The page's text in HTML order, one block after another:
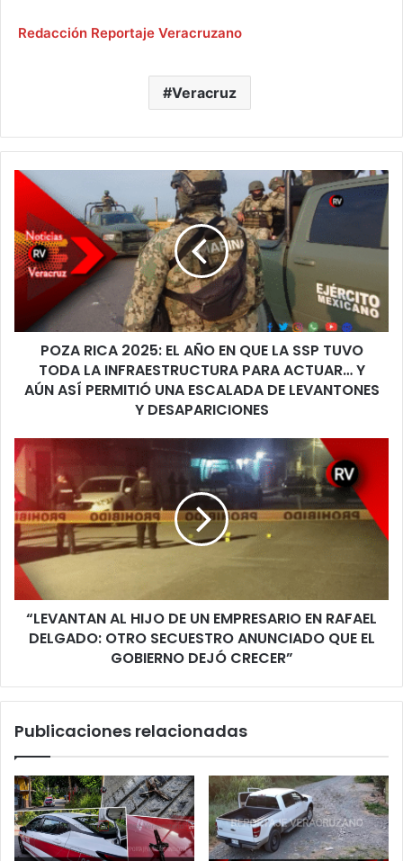
Redacción Reportaje Veracruzano
Veracruz
POZA
2025:
EL
AÑO
EN
SSP
TUVO
TODA
LA
ACTUAR…
Y
AÚN
ASÍ
PERMITIÓ
UNA
ESCALADA
DE
LEVANTONES
DESAPARICIONES
POZA RICA 2025: EL AÑO EN QUE LA SSP TUVO
TODA LA INFRAESTRUCTURA PARA ACTUAR… Y
AÚN ASÍ PERMITIÓ UNA ESCALADA DE LEVANTONES
Y DESAPARICIONES
“LEVANTAN
AL
HIJO
DE
UN
EMPRESARIO
EN
RAFAEL
DELGADO:
OTRO
SECUESTRO
EL
DEJÓ
“LEVANTAN AL HIJO DE UN EMPRESARIO EN RAFAEL
DELGADO: OTRO SECUESTRO ANUNCIADO QUE EL
GOBIERNO DEJÓ CRECER”
Publicaciones relacionadas